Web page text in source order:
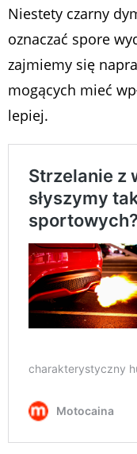
Niestety czarny
oznaczać spore
zajmiemy się
mogących mieć
lepiej.